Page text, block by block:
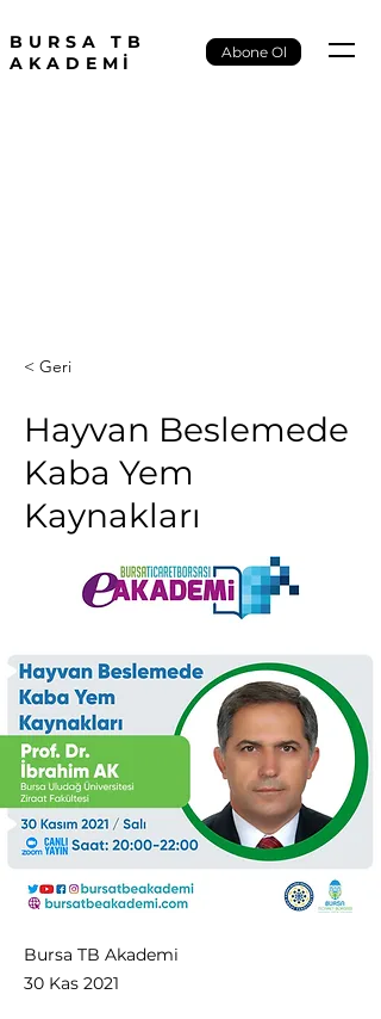
BURSA TB
AKADEMİ
Abone Ol
< Geri
Hayvan Beslemede
Kaba Yem
Kaynakları
Bursa TB Akademi
30 Kas 2021